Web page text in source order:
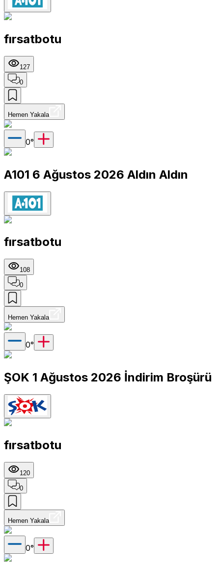
fırsatbotu
127
0
Hemen Yakala
0°
A101 6 Ağustos 2026 Aldın Aldın
fırsatbotu
108
0
Hemen Yakala
0°
ŞOK 1 Ağustos 2026 İndirim Broşürü
fırsatbotu
120
0
Hemen Yakala
0°